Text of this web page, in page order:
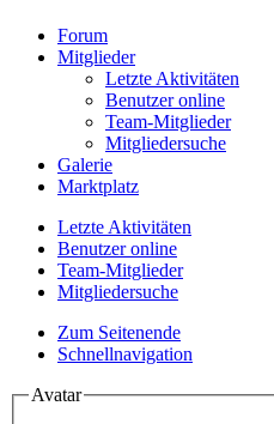
Forum
Mitglieder
Letzte Aktivitäten
Benutzer online
Team-Mitglieder
Mitgliedersuche
Galerie
Marktplatz
Letzte Aktivitäten
Benutzer online
Team-Mitglieder
Mitgliedersuche
Zum Seitenende
Schnellnavigation
Avatar